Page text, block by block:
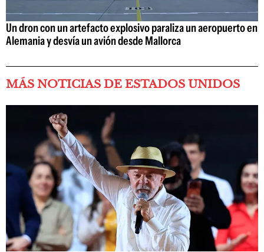
Un dron con un artefacto explosivo paraliza un aeropuerto en
Alemania y desvía un avión desde Mallorca
MÁS NOTICIAS DE ESTADOS UNIDOS